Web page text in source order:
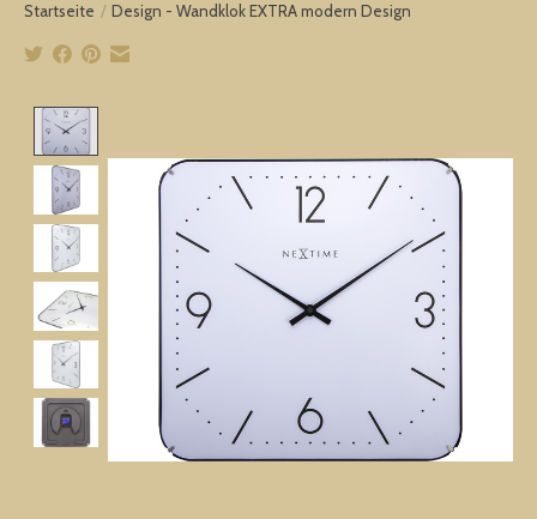
Startseite / Design - Wandklok EXTRA modern Design